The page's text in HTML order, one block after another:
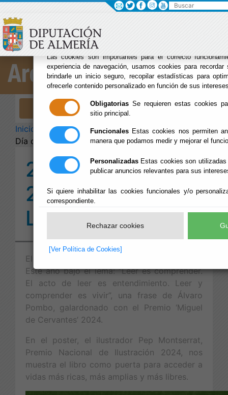
Sus opciones
uso de cookies
Las cookies son importantes para el correcto
experiencia de navegación, usamos cookies para
brindarle un inicio seguro, recopilar estadísticas para
ofrecerle contenido personalizado en función de sus
ObligatoriasSe requieren estas cookies
sitio principal.
FuncionalesEstas cookies nos permiten
manera que podamos medir y mejorar el
PersonalizadasEstas cookies son utilizadas
publicar anuncios relevantes para sus
Si quiere inhabilitar las cookies funcionales y/o
correspondiente.
Rechazar cookies
[Ver Política de Cookies]
Archivo Biblioteca
Menú Archivo Biblioteca
Inicio Archivo Biblioteca - 23 de Abril de 2025 -
Día del Libro
23 de Abril de
2025 - Día del
Libro
El día 23 de abril se celebra el Día del Libro.
Este año bajo el lema: “Leer es comprender.
El acto de leer es entendimiento. Leer y
comprender es vivir”, una frase de Álvaro
Pombo, galardonado con el Premio ‘Miguel
de Cervantes’ 2024.
En el poster, el ilustrador Pep Montserrat,
Premio Nacional de Ilustración 2024, nos
muestra el libro como puerta para acceder a
vidas más ricas, más amplias y más libres.
Buscar